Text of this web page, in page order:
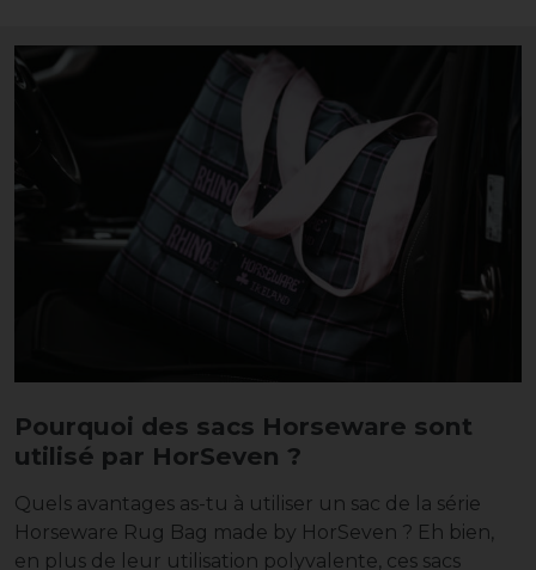
Pourquoi des sacs Horseware sont
utilisé par HorSeven ?
Quels avantages as-tu à utiliser un sac de la série
Horseware Rug Bag made by HorSeven ? Eh bien,
en plus de leur utilisation polyvalente, ces sacs